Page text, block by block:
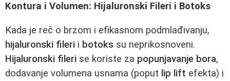
Kontura i Volumen: Hijaluronski Fileri i Botoks
Kada je reč o brzom i efikasnom podmlađivanju,
hijaluronski fileri i botoks su neprikosnoveni.
Hijaluronski fileri se koriste za popunjavanje bora,
dodavanje volumena usnama (poput lip lift efekta) i